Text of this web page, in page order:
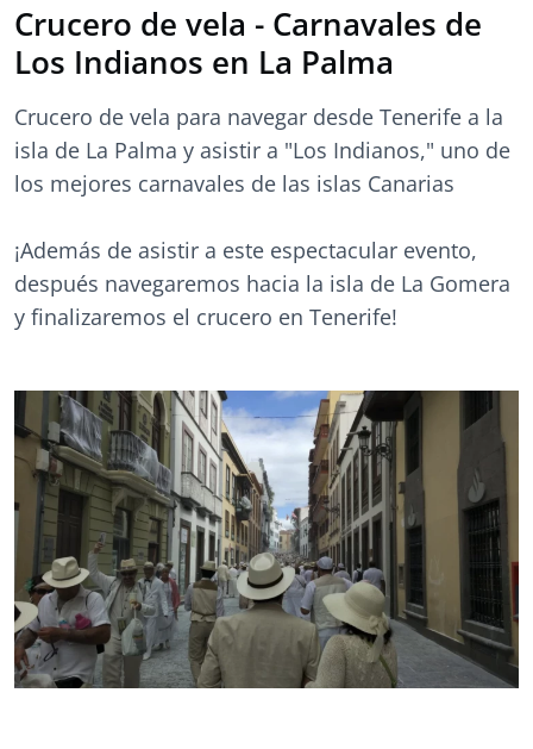
Crucero de vela - Carnavales de
Los Indianos en La Palma
Crucero de vela para navegar desde Tenerife a la
isla de La Palma y asistir a "Los Indianos," uno de
los mejores carnavales de las islas Canarias
¡Además de asistir a este espectacular evento,
después navegaremos hacia la isla de La Gomera
y finalizaremos el crucero en Tenerife!